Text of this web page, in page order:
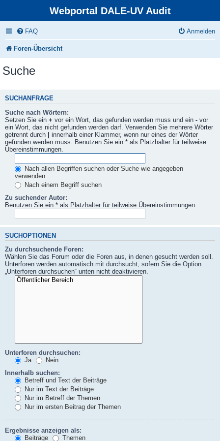
Webportal DALE-UV Audit
FAQ Anmelden
Foren-Übersicht
Suche
SUCHANFRAGE
Suche nach Wörtern:
Setzen Sie ein + vor ein Wort, das gefunden werden muss und ein - vor
ein Wort, das nicht gefunden werden darf. Verwenden Sie mehrere Wörter
getrennt durch | innerhalb einer Klammer, wenn nur eines der Wörter
gefunden werden muss. Benutzen Sie ein * als Platzhalter für teilweise
Übereinstimmungen.
Nach allen Begriffen suchen oder Suche wie angegeben
verwenden
Nach einem Begriff suchen
Zu suchender Autor:
Benutzen Sie ein * als Platzhalter für teilweise Übereinstimmungen.
SUCHOPTIONEN
Zu durchsuchende Foren:
Wählen Sie das Forum oder die Foren aus, in denen gesucht werden soll.
Unterforen werden automatisch mit durchsucht, sofern Sie die Option
„Unterforen durchsuchen“ unten nicht deaktivieren.
Unterforen durchsuchen:
Ja
Nein
Innerhalb suchen:
Betreff und Text der Beiträge
Nur im Text der Beiträge
Nur im Betreff der Themen
Nur im ersten Beitrag der Themen
Ergebnisse anzeigen als:
Beiträge
Themen